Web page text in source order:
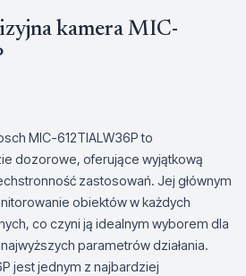
kamera MIC-
MIC-612TIALW36P to
dozorowe, oferujące wyjątkową
zastosowań. Jej głównym
obiektów w każdych
co czyni ją idealnym wyborem dla
parametrów działania.
jest jednym z najbardziej